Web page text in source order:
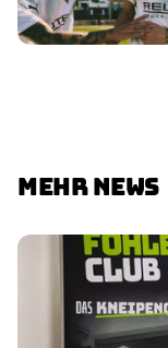
MEHR NEWS